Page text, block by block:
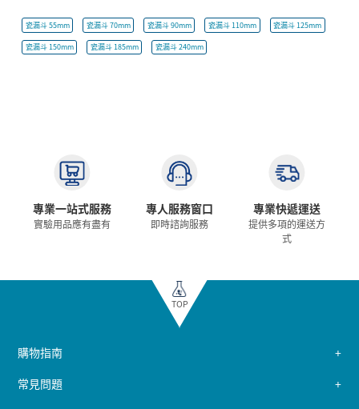
瓷漏斗 55mm 瓷漏斗 70mm 瓷漏斗 90mm 瓷漏斗 110mm 瓷漏斗 125mm
瓷漏斗 150mm 瓷漏斗 185mm 瓷漏斗 240mm
專業一站式服務
實驗用品應有盡有
專人服務窗口
即時諮詢服務
專業快遞運送
提供多項的運送方
式
TOP
購物指南
常見問題